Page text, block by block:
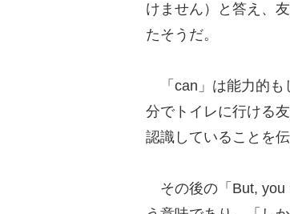
けません）と答え、
たそうだ。
「can」は能力的も
分でトイレに行ける
認識していることを伝
その後の「But, you